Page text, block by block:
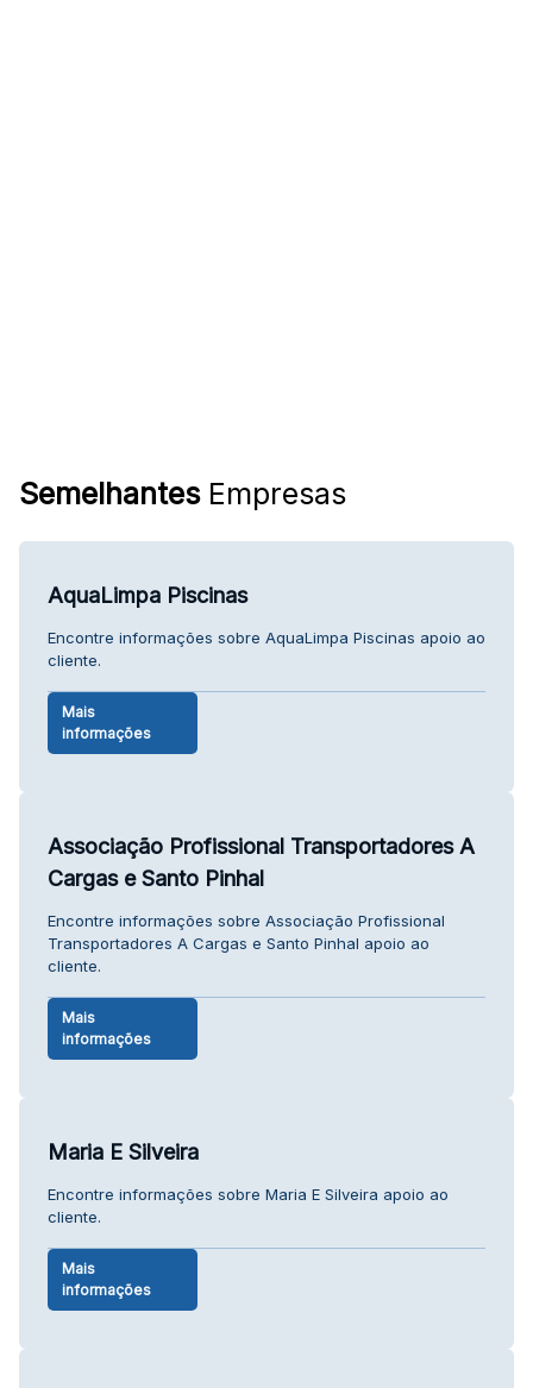
SemelhantesEmpresas
AquaLimpa Piscinas
Encontre informações sobre AquaLimpa Piscinas apoio ao
cliente.
Mais
informações
Associação Profissional Transportadores A
Cargas e Santo Pinhal
Encontre informações sobre Associação Profissional
Transportadores A Cargas e Santo Pinhal apoio ao
cliente.
Mais
informações
Maria E Silveira
Encontre informações sobre Maria E Silveira apoio ao
cliente.
Mais
informações